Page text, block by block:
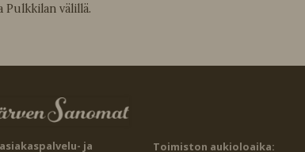
Pulkkilan välillä.
ja Toimiston aukioloaika: